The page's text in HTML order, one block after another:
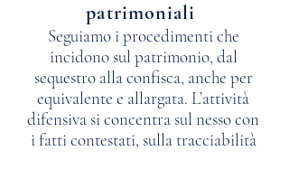
patrimoniali
Seguiamo i procedimenti che
incidono sul patrimonio, dal
sequestro alla confisca, anche per
equivalente e allargata. L’attività
difensiva si concentra sul nesso con
i fatti contestati, sulla tracciabilità